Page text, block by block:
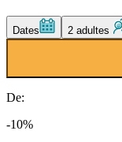
Dates 2 adultes
De:
-10%